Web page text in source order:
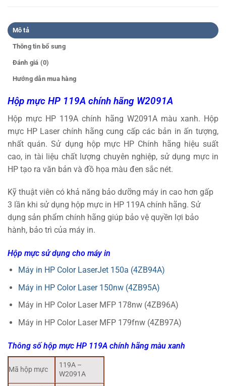
Mô tả
Thông tin bổ sung
Đánh giá (0)
Hướng dẫn mua hàng
Hộp mực HP 119A chính hãng W2091A
Hộp mực HP 119A chính hãng W2091A màu xanh. Hộp
mực HP Laser chính hãng cung cấp các bản in ấn tượng,
nhất quán. Sử dụng hộp mực HP Chính hãng hiệu suất
cao, in tài liệu chất lượng chuyên nghiệp, sử dụng mực in
HP tạo ra văn bản và đồ họa màu đen sắc nét.
Kỹ thuật viên có khả năng bảo dưỡng máy in cao hơn gấp
3 lần khi sử dụng hộp mực in HP 119A chính hãng. Sử
dụng sản phẩm chính hãng giúp bảo vệ quyền lợi bảo
hành, bảo trì của máy in.
Hộp mực sử dụng cho máy in
Máy in HP Color LaserJet 150a (4ZB94A)
Máy in HP Color Laser 150nw (4ZB95A)
Máy in HP Color Laser MFP 178nw (4ZB96A)
Máy in HP Color Laser MFP 179fnw (4ZB97A)
Thông số hộp mực HP 119A chính hãng màu xanh
Mã hộp mực
119A –
W2091A